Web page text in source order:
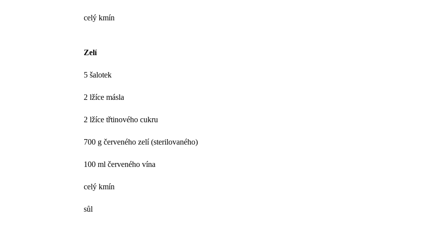
celý kmín
Zelí
5 šalotek
2 lžíce másla
2 lžíce třtinového cukru
700 g červeného zelí (sterilovaného)
100 ml červeného vína
celý kmín
sůl